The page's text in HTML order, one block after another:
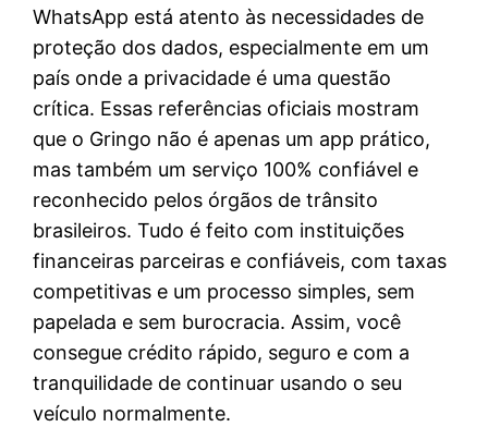
WhatsApp está atento às necessidades de
proteção dos dados, especialmente em um
país onde a privacidade é uma questão
crítica. Essas referências oficiais mostram
que o Gringo não é apenas um app prático,
mas também um serviço 100% confiável e
reconhecido pelos órgãos de trânsito
brasileiros. Tudo é feito com instituições
financeiras parceiras e confiáveis, com taxas
competitivas e um processo simples, sem
papelada e sem burocracia. Assim, você
consegue crédito rápido, seguro e com a
tranquilidade de continuar usando o seu
veículo normalmente.